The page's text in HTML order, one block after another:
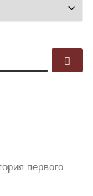
первого